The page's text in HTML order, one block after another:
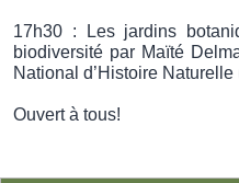
17h30 : Les jardins
biodiversité par Maïté
National d’Histoire Naturelle
Ouvert à tous!